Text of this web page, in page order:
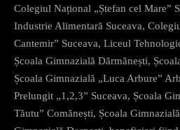
Colegiul Național „Ștefan cel Mare”
Industrie Alimentară Suceava,
Cantemir” Suceava, Liceul
Școala Gimnazială Dărmănești,
Școala Gimnazială „Luca Arbure”
Prelungit „1,2,3” Suceava, Școala
Tăutu” Comănești, Școala